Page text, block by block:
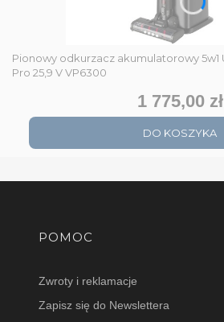
Pionowy odkurzacz akumulatorowy 5w1 ULTIMATE Complete
Pro 25,9 V VP6300
Cena
1 775,00 zł
DO KOSZYKA
Linki w stopce
POMOC
Zwroty i reklamacje
Zapisz się do Newslettera